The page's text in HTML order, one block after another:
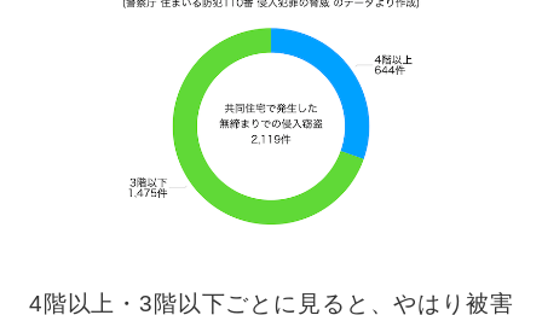
4階以上・3階以下ごとに見ると、やはり被害